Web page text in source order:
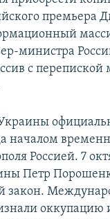
премьера
министра
с перепиской
началом
Россией. 7
Петр
закон.
оккупацию